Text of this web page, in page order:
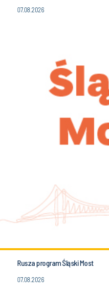
07.08.2026
Rusza program Śląski Most
07.08.2026